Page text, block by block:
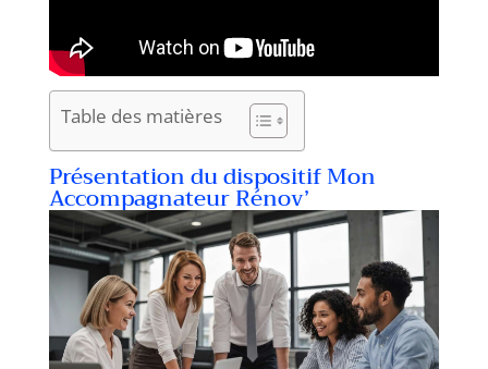
Table des matières
Présentation du dispositif Mon
Accompagnateur Rénov’